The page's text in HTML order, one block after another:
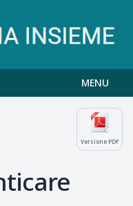
MENU
Versione PDF